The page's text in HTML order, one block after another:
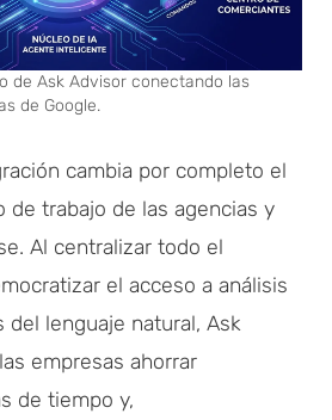
de Ask Advisor conectando las
de Google.
cambia por completo el
de trabajo de las agencias y
Al centralizar todo el
el acceso a análisis
del lenguaje natural, Ask
empresas ahorrar
de tiempo y,